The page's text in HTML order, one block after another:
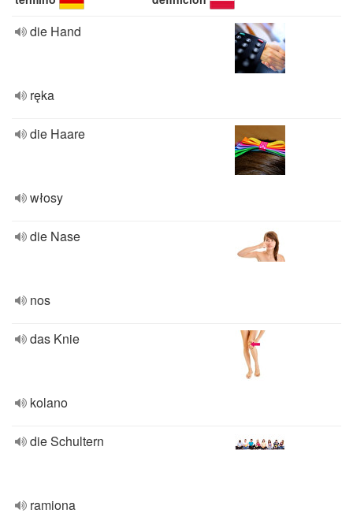
die Hand
ręka
die Haare
włosy
die Nase
nos
das Knie
kolano
die Schultern
ramiona